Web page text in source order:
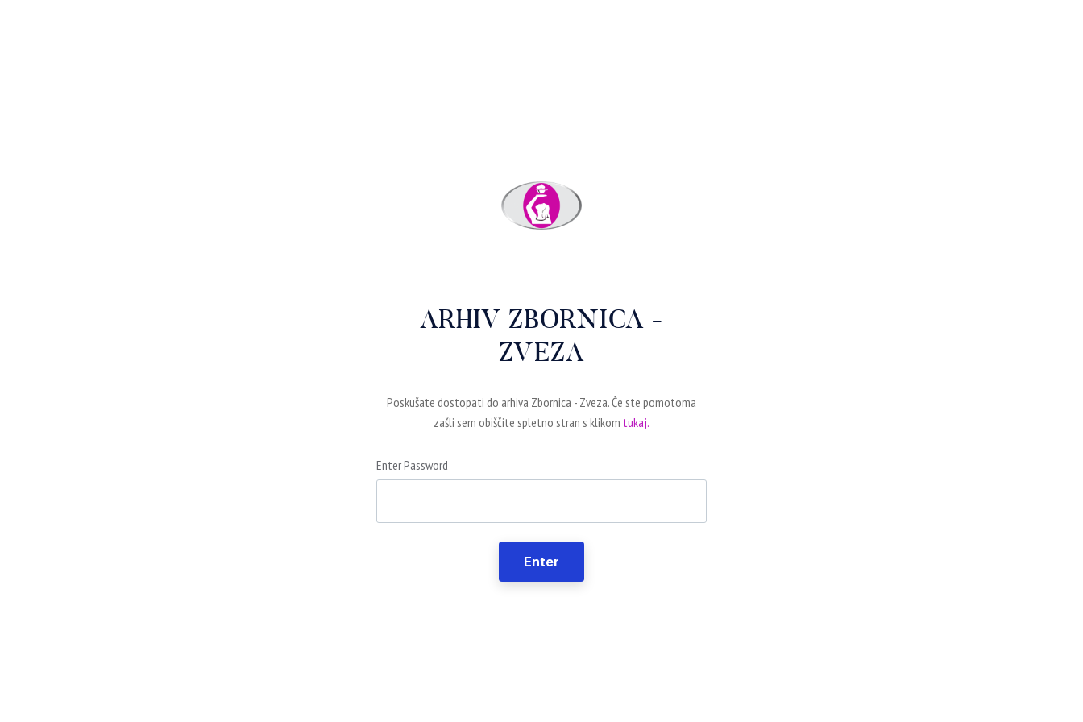
ARHIV ZBORNICA -
ZVEZA
Poskušate dostopati do arhiva Zbornica - Zveza. Če ste pomotoma
zašli sem obiščite spletno stran s klikom tukaj.
Enter Password
Enter